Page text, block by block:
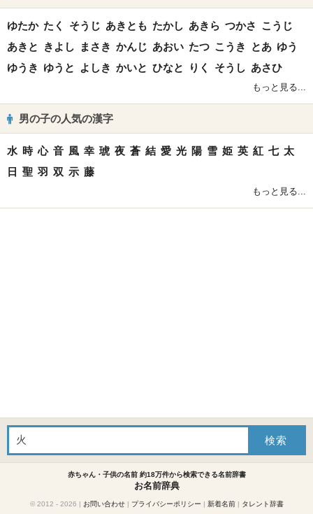
ゆたか たく そうじ あきとも たかし あきら つかさ こうじ
あきと
きよし まさき かんじ あおい たつ こうき とあ ゆう
ゆうき ゆうと よしき かいと ひなと りく そうし あさひ
もっと見る...
男の子の人気の漢字
水 時 心 音 風 幸 琥 夜 蒼 結 愛 光 陽 雪 姫 英 紅 七 太
日 聖 羽 双 示 藤
もっと見る...
赤ちゃん・子供の名前 約18万件から検索できる名前辞書
お名前辞典
© 2012 - 2026 | お問い合わせ| プライバシーポリシー | 新着名前| タレント辞書